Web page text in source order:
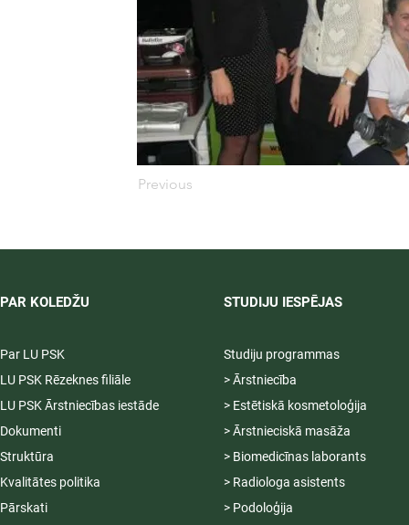
Previous
PAR KOLEDŽU
Par LU PSK
LU PSK Rēzeknes filiāle
LU PSK Ārstniecības iestāde
Dokumenti
Struktūra
Kvalitātes politika
Pārskati
STUDIJU IESPĒJAS
Studiju programmas
> Ārstniecība
> Estētiskā kosmetoloģija
> Ārstnieciskā masāža
> Biomedicīnas laborants
> Radiologa asistents
> Podoloģija